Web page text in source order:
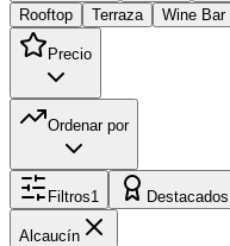
Rooftop
Terraza Wine Bar
Precio
Ordenar por
Filtros1 Destacados
Alcaucín